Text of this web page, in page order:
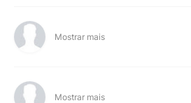
Mostrar mais
Mostrar mais